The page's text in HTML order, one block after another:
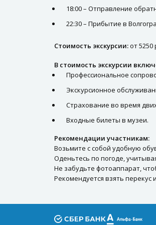
18:00 – Отправление
22:30 – Прибытие в
Стоимость экскурсии:от 5250
В стоимость экскурсии
Профессиональное
Экскурсионное
Страхование во время
Входные билеты в музеи.
Рекомендации участникам:
Возьмите с собой удобную
Оденьтесь по погоде,
Не забудьте фотоаппарат,
Рекомендуется взять перекус